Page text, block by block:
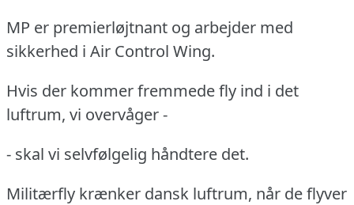
MP er premierløjtnant og arbejder med
sikkerhed i Air Control Wing.
Hvis der kommer fremmede fly ind i det
luftrum, vi overvåger -
- skal vi selvfølgelig håndtere det.
Militærfly krænker dansk luftrum, når de flyver